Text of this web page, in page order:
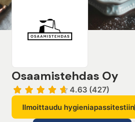
Osaamistehdas Oy
4.63 (427)
Ilmoittaudu hygieniapassitestiin